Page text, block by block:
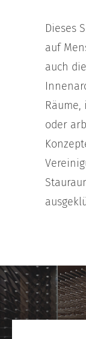
Dieses
auf
auch
oder